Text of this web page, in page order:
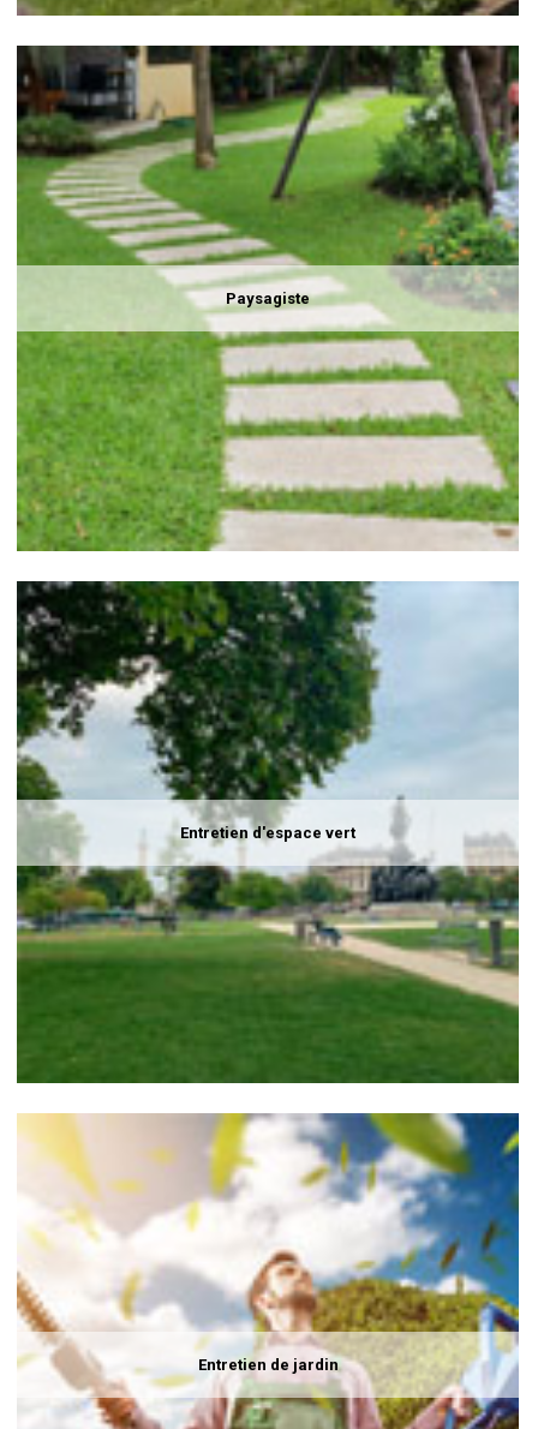
Paysagiste
Entretien d'espace vert
Entretien de jardin